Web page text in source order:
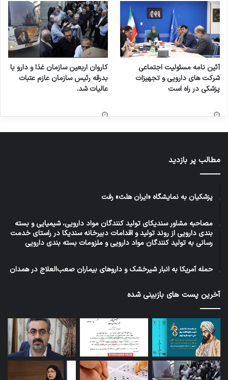
آئین نامه مسئولیت اجتماعی
شرکت های دارویی و تجهیزات
پزشکی در راه است
کاروان اربعین سازمان غذا و دارو با
بدرقه رئیس سازمان عازم عتبات
عالیات شد.
مطالب پر بازدید
پزشکیان به نمایشگاه «ایران هلث» رفت
مصاحبه مشاور سندیکای تولید کنندگان مواد دارویی، شیمیایی و بسته
بندی دارویی از روند تولید و اقدامات دبیرخانه سندیکا در راستای خدمت
رسانی به تولید کنندگان مواد دارویی و ملزومات بسته بندی دارویی
حمله آمریکا به انبار شیرخشک و داروهای بیماران صعب‌العلاج در همدان
آخرین پست های بازبینی شده